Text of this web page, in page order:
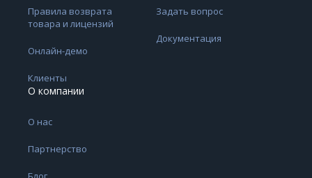
Правила возврата
товара и лицензий
Онлайн-демо
Клиенты
Задать вопрос
Документация
О компании
О нас
Партнерство